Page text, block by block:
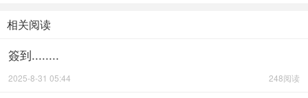
相关阅读
簽到........
248阅读
2025-8-31 05:44